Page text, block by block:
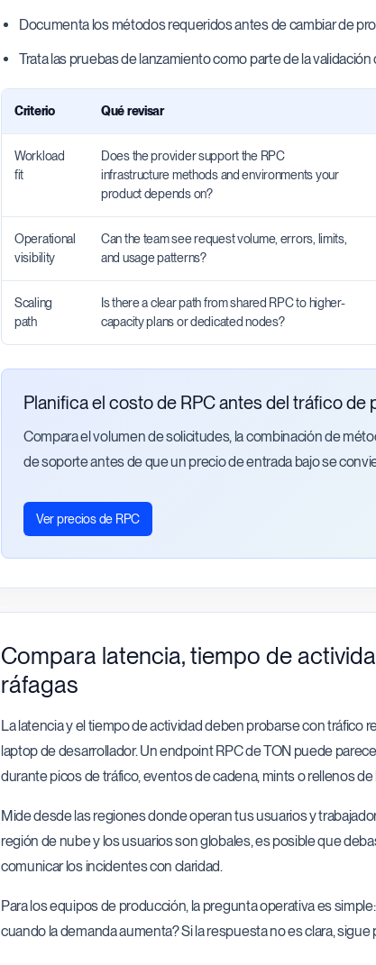
Documenta los métodos requeridos antes de cambiar de
Trata las pruebas de lanzamiento como parte de la
Criterio Qué revisar
Workload
fit
Does the provider support the RPC
infrastructure methods and environments your
product depends on?
Operational
visibility
Can the team see request volume, errors, limits,
and usage patterns?
Scaling
path
Is there a clear path from shared RPC to higher-
capacity plans or dedicated nodes?
Planifica el costo de RPC antes del tráfico de
Compara el volumen de solicitudes, la combinación de
de soporte antes de que un precio de entrada bajo se
Ver precios de RPC
Compara latencia, tiempo de
ráfagas
La latencia y el tiempo de actividad deben probarse con tráfico
laptop de desarrollador. Un endpoint RPC de TON puede
durante picos de tráfico, eventos de cadena, mints o rellenos
Mide desde las regiones donde operan tus usuarios y
región de nube y los usuarios son globales, es posible que
comunicar los incidentes con claridad.
Para los equipos de producción, la pregunta operativa es
cuando la demanda aumenta? Si la respuesta no es clara,